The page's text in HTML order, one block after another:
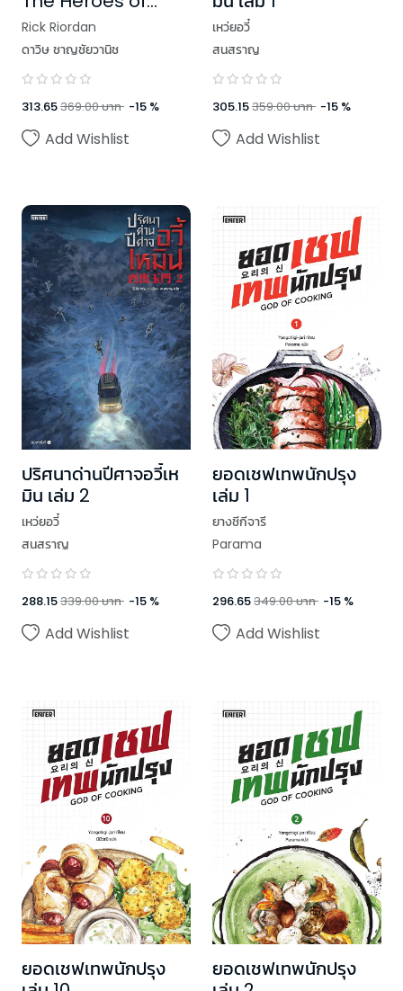
Olympus (ปกอ่อน)
Rick Riordan
ดาวิษ ชาญชัยวานิช
313.65369.00บาท -15 %
Add Wishlist
เหว่ยอวี๋
สนสราญ
305.15359.00บาท -15 %
Add Wishlist
ปริศนาด่านปีศาจอวี้เห
มิน เล่ม 2
เหว่ยอวี๋
สนสราญ
288.15339.00บาท -15 %
Add Wishlist
ยอดเชฟเทพนักปรุง
เล่ม 1
ยางชีกีจารี
Parama
296.65349.00บาท -15 %
Add Wishlist
ยอดเชฟเทพนักปรุง
ยอดเชฟเทพนักปรุง